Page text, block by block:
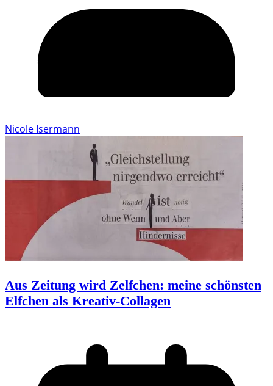
Nicole Isermann
Aus Zeitung wird Zelfchen: meine schönsten
Elfchen als Kreativ-Collagen